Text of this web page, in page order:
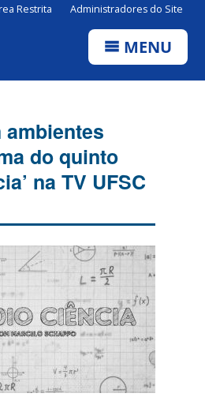
Restrita Administradores do Site
MENU
do quinto
na TV UFSC